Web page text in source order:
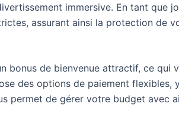
immersive. En tant que
assurant ainsi la protection de
bonus de bienvenue attractif, ce qui
des options de paiement flexibles,
permet de gérer votre budget avec